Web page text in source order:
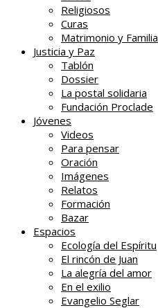
Religiosos
Curas
Matrimonio y Familia
Justicia y Paz
Tablón
Dossier
La postal solidaria
Fundación Proclade
Jóvenes
Videos
Para pensar
Oración
Imágenes
Relatos
Formación
Bazar
Espacios
Ecología del Espíritu
El rincón de Juan
La alegría del amor
En el exilio
Evangelio Seglar